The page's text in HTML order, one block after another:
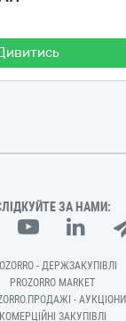
ЗА НАМИ:
- ДЕРЖЗАКУПІВЛІ
PROZORRO MARKET
- АУКЦІОНИ
КОМЕРЦІЙНІ ЗАКУПІВЛІ